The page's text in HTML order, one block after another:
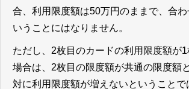
合、利用限度額は50万円のままで、合
いうことにはなりません。
ただし、2枚目のカードの利用限度額が
場合は、2枚目の限度額が共通の限度額
対に利用限度額が増えないということで